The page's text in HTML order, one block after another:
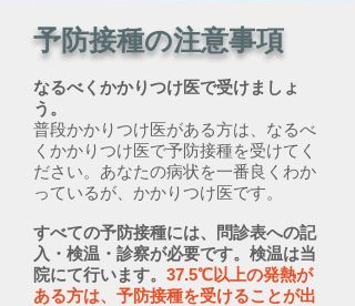
予防接種の注意事項
なるべくかかりつけ医で受けましょ
う。
普段かかりつけ医がある方は、なるべ
くかかりつけ医で予防接種を受けてく
ださい。あなたの病状を一番良くわか
っているが、かかりつけ医です。
すべての予防接種には、問診表への記
入・検温・診察が必要です。検温は当
院にて行います。 37.5℃以上の発熱が
ある方は、予防接種を受けることが出